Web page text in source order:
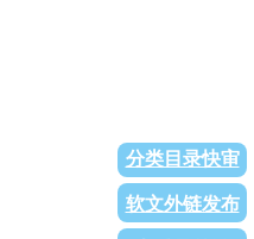
分类目录快审
软文外链发布